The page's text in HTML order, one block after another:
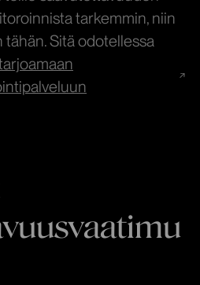
tarkemmin, niin
tähän. Sitä odotellessa